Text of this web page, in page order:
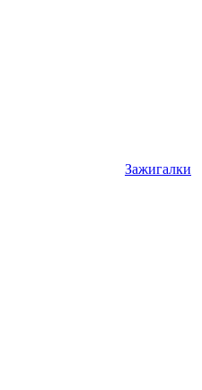
Зажигалки